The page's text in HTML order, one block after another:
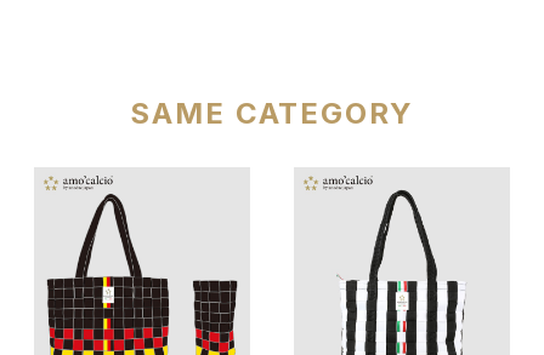
SAME CATEGORY